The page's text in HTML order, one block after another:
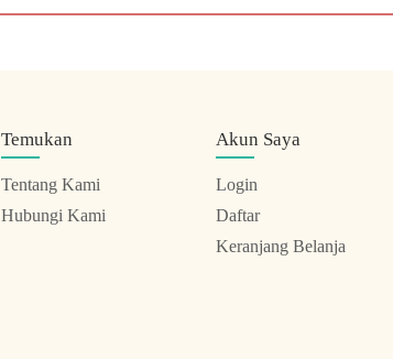
Temukan
Tentang Kami
Hubungi Kami
Akun Saya
Login
Daftar
Keranjang Belanja